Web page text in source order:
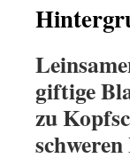
giftige
zu